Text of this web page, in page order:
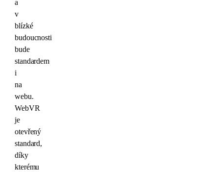
a
v
blízké
budoucnosti
bude
standardem
i
na
webu.
WebVR
je
otevřený
standard,
díky
kterému